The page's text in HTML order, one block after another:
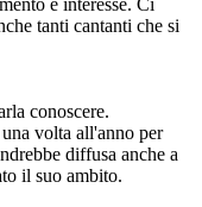
e interesse. Ci
tanti cantanti che si
conoscere.
volta all'anno per
diffusa anche a
il suo ambito.